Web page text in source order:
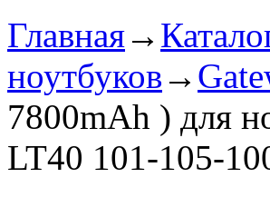
Главная→
ноутбуков →
7800mAh ) для
LT40 101-105-